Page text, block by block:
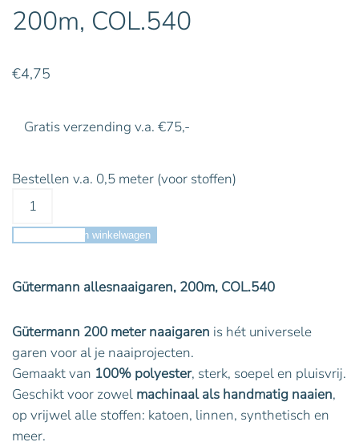
200m, COL.540
€4,75
Gratis verzending v.a. €75,-
Bestellen v.a. 0,5 meter (voor stoffen)
Toevoegen aan winkelwagen
Gütermann allesnaaigaren, 200m, COL.540
Gütermann 200 meter naaigaren is hét universele
garen voor al je naaiprojecten.
Gemaakt van 100% polyester, sterk, soepel en pluisvrij.
Geschikt voor zowel machinaal als handmatig naaien,
op vrijwel alle stoffen: katoen, linnen, synthetisch en
meer.